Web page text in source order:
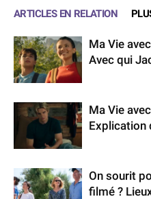
ARTICLES EN RELATION
Ma Vie
Avec qui
Ma Vie
Explication
On sourit
filmé ?